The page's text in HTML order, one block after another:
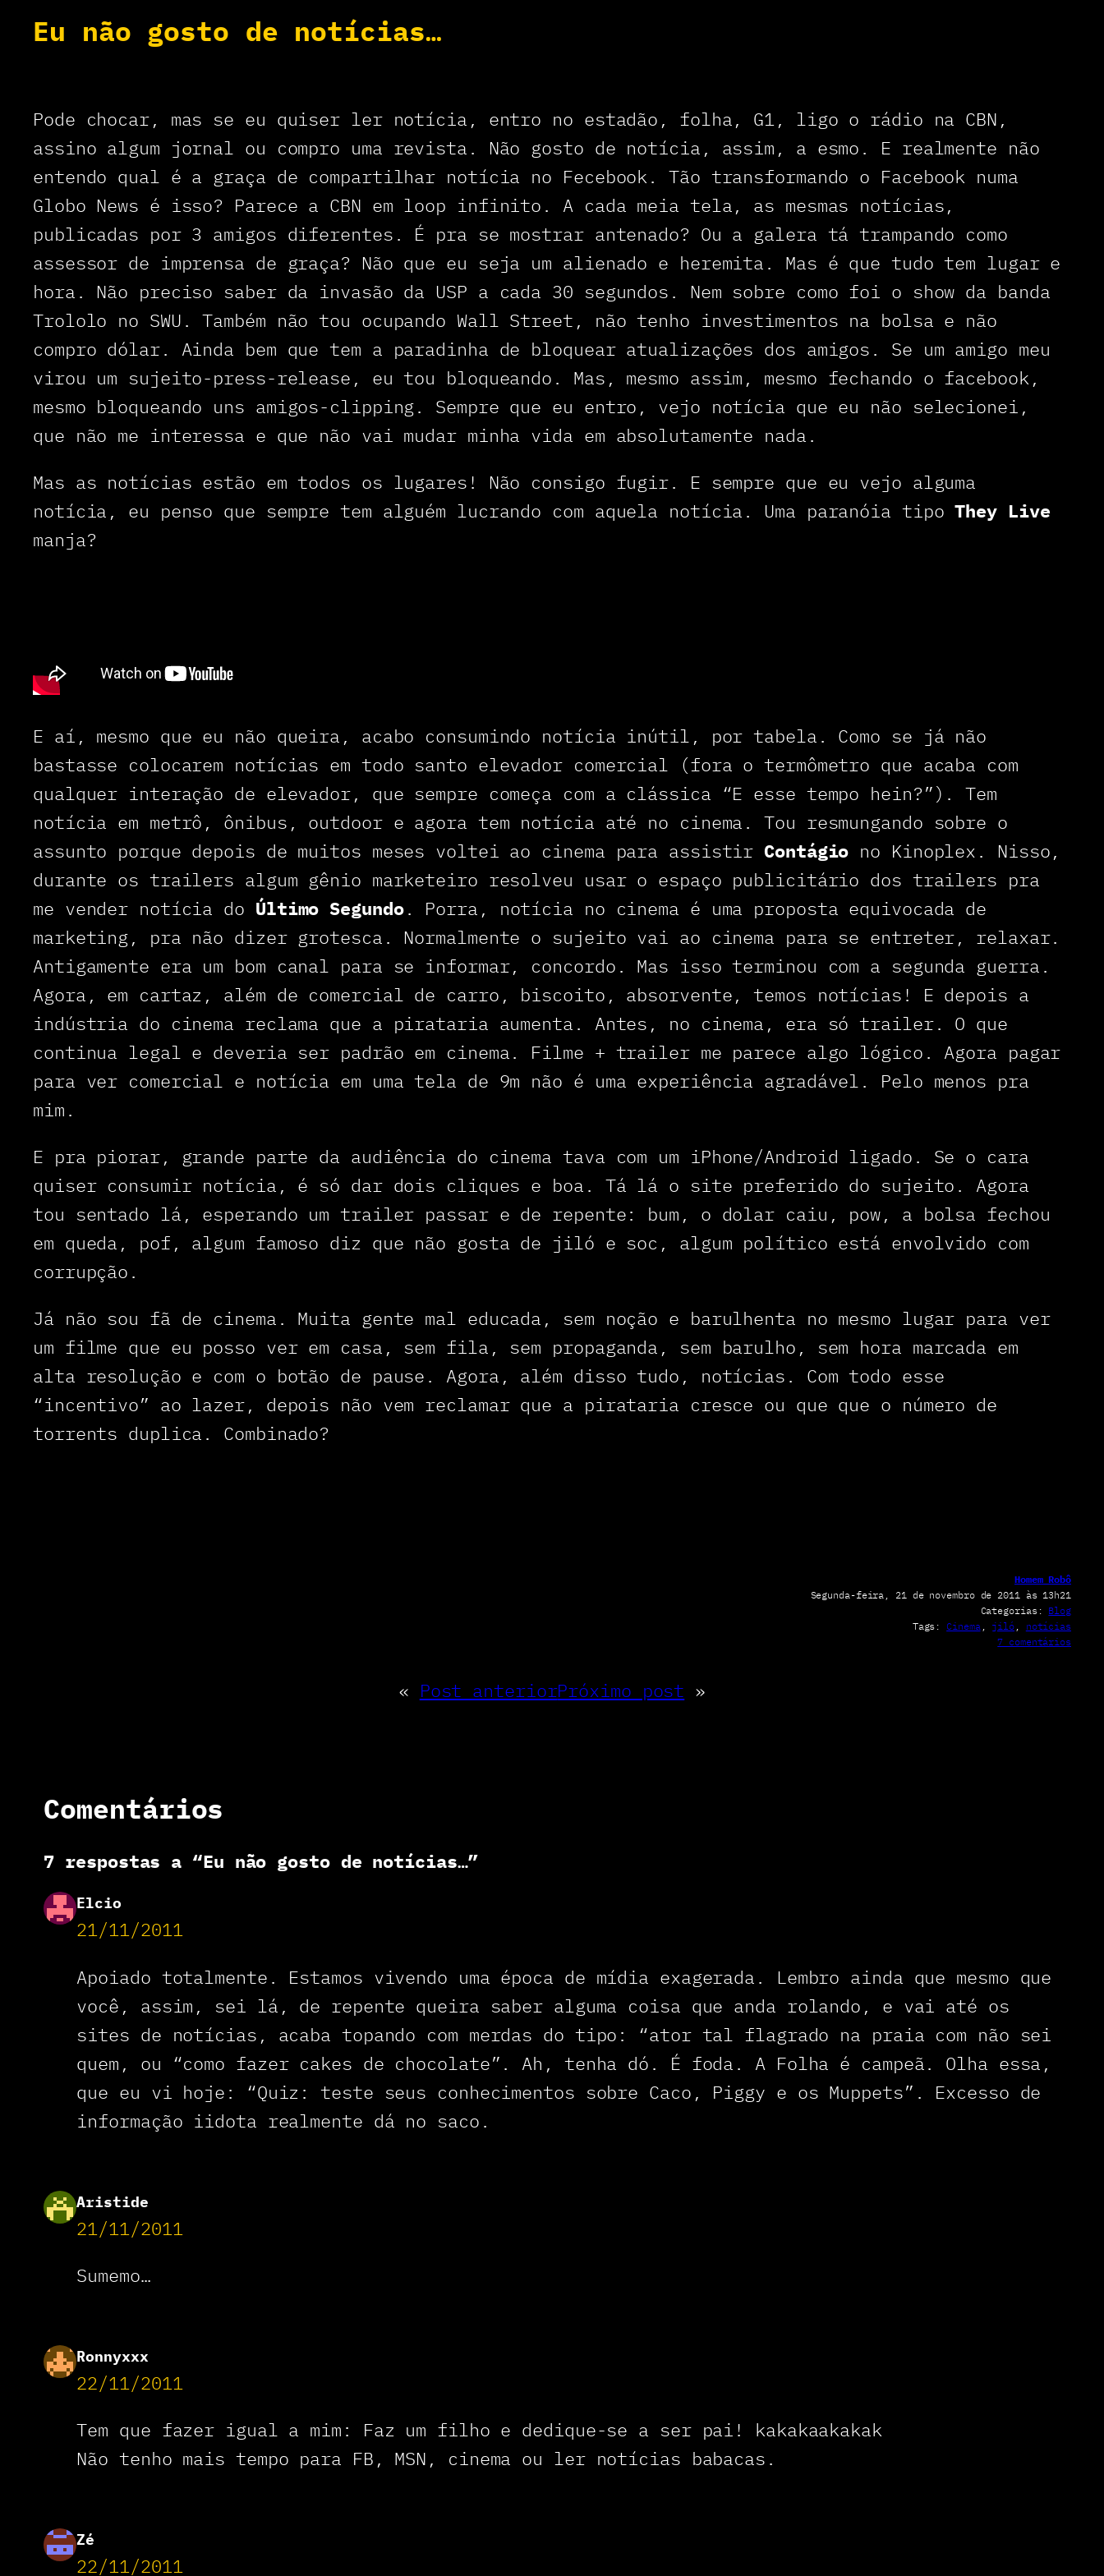
Eu não gosto de notícias…
Pode chocar, mas se eu quiser ler notícia, entro no estadão, folha, G1, ligo o rádio na CBN,
assino algum jornal ou compro uma revista. Não gosto de notícia, assim, a esmo. E realmente não
entendo qual é a graça de compartilhar notícia no Fecebook. Tão transformando o Facebook numa
Globo News é isso? Parece a CBN em loop infinito. A cada meia tela, as mesmas notícias,
publicadas por 3 amigos diferentes. É pra se mostrar antenado? Ou a galera tá trampando como
assessor de imprensa de graça? Não que eu seja um alienado e heremita. Mas é que tudo tem lugar e
hora. Não preciso saber da invasão da USP a cada 30 segundos. Nem sobre como foi o show da banda
Trololo no SWU. Também não tou ocupando Wall Street, não tenho investimentos na bolsa e não
compro dólar. Ainda bem que tem a paradinha de bloquear atualizações dos amigos. Se um amigo meu
virou um sujeito-press-release, eu tou bloqueando. Mas, mesmo assim, mesmo fechando o facebook,
mesmo bloqueando uns amigos-clipping. Sempre que eu entro, vejo notícia que eu não selecionei,
que não me interessa e que não vai mudar minha vida em absolutamente nada.
Mas as notícias estão em todos os lugares! Não consigo fugir. E sempre que eu vejo alguma
notícia, eu penso que sempre tem alguém lucrando com aquela notícia. Uma paranóia tipoThey Live
manja?
E aí, mesmo que eu não queira, acabo consumindo notícia inútil, por tabela. Como se já não
bastasse colocarem notícias em todo santo elevador comercial (fora o termômetro que acaba com
qualquer interação de elevador, que sempre começa com a clássica “E esse tempo hein?”). Tem
notícia em metrô, ônibus, outdoor e agora tem notícia até no cinema. Tou resmungando sobre o
assunto porque depois de muitos meses voltei ao cinema para assistir Contágio no Kinoplex. Nisso,
durante os trailers algum gênio marketeiro resolveu usar o espaço publicitário dos trailers pra
me vender notícia do Último Segundo. Porra, notícia no cinema é uma proposta equivocada de
marketing, pra não dizer grotesca. Normalmente o sujeito vai ao cinema para se entreter, relaxar.
Antigamente era um bom canal para se informar, concordo. Mas isso terminou com a segunda guerra.
Agora, em cartaz, além de comercial de carro, biscoito, absorvente, temos notícias! E depois a
indústria do cinema reclama que a pirataria aumenta. Antes, no cinema, era só trailer. O que
continua legal e deveria ser padrão em cinema. Filme + trailer me parece algo lógico. Agora pagar
para ver comercial e notícia em uma tela de 9m não é uma experiência agradável. Pelo menos pra
mim.
E pra piorar, grande parte da audiência do cinema tava com um iPhone/Android ligado. Se o cara
quiser consumir notícia, é só dar dois cliques e boa. Tá lá o site preferido do sujeito. Agora
tou sentado lá, esperando um trailer passar e de repente: bum, o dolar caiu, pow, a bolsa fechou
em queda, pof, algum famoso diz que não gosta de jiló e soc, algum político está envolvido com
corrupção.
Já não sou fã de cinema. Muita gente mal educada, sem noção e barulhenta no mesmo lugar para ver
um filme que eu posso ver em casa, sem fila, sem propaganda, sem barulho, sem hora marcada em
alta resolução e com o botão de pause. Agora, além disso tudo, notícias. Com todo esse
“incentivo” ao lazer, depois não vem reclamar que a pirataria cresce ou que que o número de
torrents duplica. Combinado?
Homem Robô
Segunda-feira, 21 de novembro de 2011 às 13h21
Categorias: Blog
Tags: Cinema jiló, notícias
7 comentários
« Post anteriorPróximo post »
Comentários
7 respostas a “Eu não gosto de notícias…”
Elcio
21/11/2011
Apoiado totalmente. Estamos vivendo uma época de mídia exagerada. Lembro ainda que mesmo que
você, assim, sei lá, de repente queira saber alguma coisa que anda rolando, e vai até os
sites de notícias, acaba topando com merdas do tipo: “ator tal flagrado na praia com não sei
quem, ou “como fazer cakes de chocolate”. Ah, tenha dó. É foda. A Folha é campeã. Olha essa,
que eu vi hoje: “Quiz: teste seus conhecimentos sobre Caco, Piggy e os Muppets”. Excesso de
informação iidota realmente dá no saco.
Aristide
21/11/2011
Sumemo…
Ronnyxxx
22/11/2011
Tem que fazer igual a mim: Faz um filho e dedique-se a ser pai! kakakaakakak
Não tenho mais tempo para FB, MSN, cinema ou ler notícias babacas.
Zé
22/11/2011